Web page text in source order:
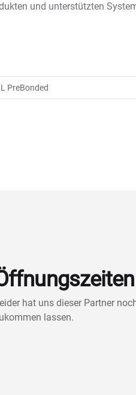
und unterstützten
PreBonded
hat uns dieser Partner
lassen.